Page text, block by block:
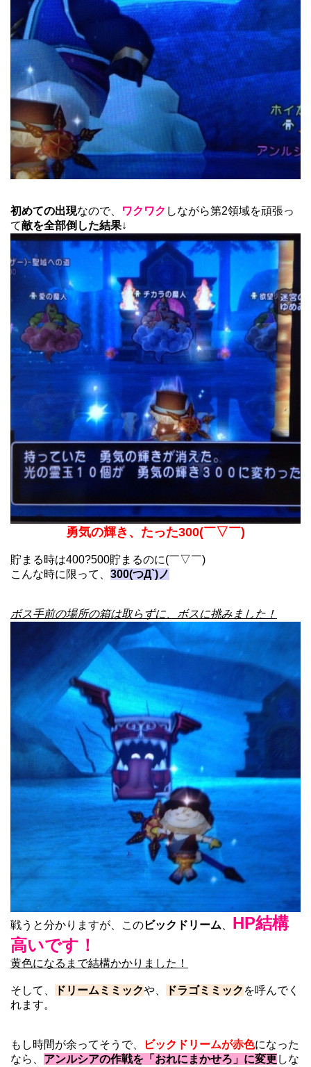
初めての出現なので、 ワクワク しながら第2領域を頑張っ
て敵を全部倒した結果↓
勇気の輝き、たった300(￣▽￣)
貯まる時は400?500貯まるのに(￣▽￣)
こんな時に限って、 300(つД`)ノ
ボス手前の場所の箱は取らずに、ボスに挑みました！
戦うと分かりますが、このビックドリーム
HP結構
高いです！
黄色になるまで結構かかりました！
そして、 ドリームミミックや、 ドラゴミミック を呼んでく
れます。
もし時間が余ってそうで、 ビックドリームが赤色になった
なら、 アンルシアの作戦を「おれにまかせろ」に変更しな